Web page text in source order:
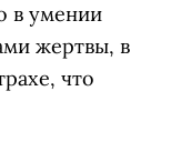
в умении
жертвы, в
что